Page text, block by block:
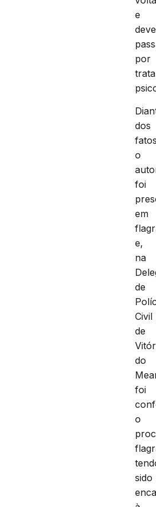
e
deve
por
dos
o
foi
em
e,
na
de
Civil
de
do
foi
o
sido